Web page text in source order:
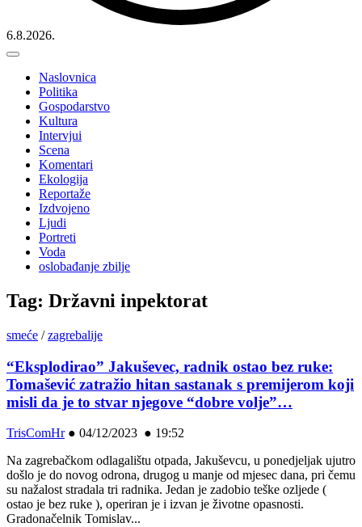
6.8.2026.
Naslovnica
Politika
Gospodarstvo
Kultura
Intervjui
Scena
Komentari
Ekologija
Reportaže
Izdvojeno
Ljudi
Portreti
Voda
oslobađanje zbilje
Tag: Državni inpektorat
smeće /zagrebalije
“Eksplodirao” Jakuševec, radnik ostao bez ruke:
Tomašević zatražio hitan sastanak s premijerom koji
misli da je to stvar njegove “dobre volje”…
TrisComHr● 04/12/2023 ● 19:52
Na zagrebačkom odlagalištu otpada, Jakuševcu, u ponedjeljak ujutro
došlo je do novog odrona, drugog u manje od mjesec dana, pri čemu
su nažalost stradala tri radnika. Jedan je zadobio teške ozljede (
ostao je bez ruke ), operiran je i izvan je životne opasnosti.
Gradonačelnik Tomislav...